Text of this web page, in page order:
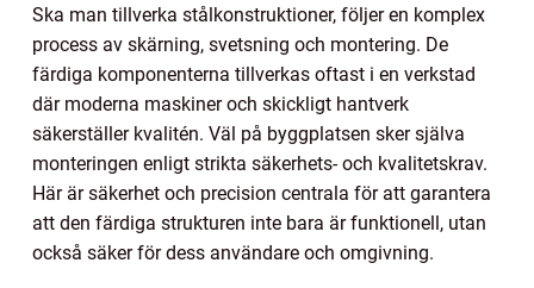
Ska man tillverka stålkonstruktioner, följer en komplex
process av skärning, svetsning och montering. De
färdiga komponenterna tillverkas oftast i en verkstad
där moderna maskiner och skickligt hantverk
säkerställer kvalitén. Väl på byggplatsen sker själva
monteringen enligt strikta säkerhets- och kvalitetskrav.
Här är säkerhet och precision centrala för att garantera
att den färdiga strukturen inte bara är funktionell, utan
också säker för dess användare och omgivning.